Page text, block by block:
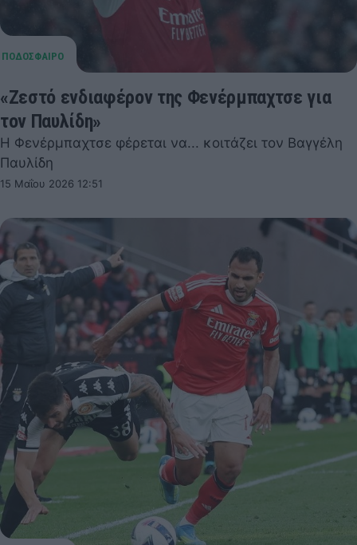
«Ζεστό ενδιαφέρον της Φενέρμπαχτσε για
τον Παυλίδη»
Η Φενέρμπαχτσε φέρεται να... κοιτάζει τον Βαγγέλη
Παυλίδη
15 Μαΐου 2026 12:51